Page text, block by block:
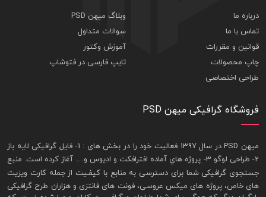
درباره ما
تماس با ما
قوانین و مقررات
چاپ محصولات
طراحی اختصاصی
وبلاگ میهن PSD
سوالات متداول
آموزش وکتور
تایپ فارسی در فتوشاپ
فروشگاه گرافیکی میهن PSD
ميهن PSD در سال 1397 فعاليت خود را در بخش های : 1-
فايل گرافيکی لايه باز
2- طراحی لوگو 3- پروژه هاي آماده افترافکت و اديوس و… آغاز کرده است. منبع
جستجوی گرافيکی شما برای دسترسی به منابع با کيفـيت از جملهکارت ويزيت
های خاص، پروژه های ميکس عروسی، فونت های فانتزی و هزاران طرح گرافیکی